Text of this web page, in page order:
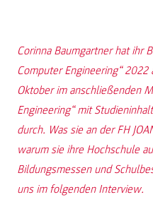
Corinna Baumgartner hat ihr
Computer Engineering“
Oktober im anschließenden
Engineering“ mit
durch. Was sie an der FH
warum sie ihre Hochschule
Bildungsmessen und
uns im folgenden Interview.